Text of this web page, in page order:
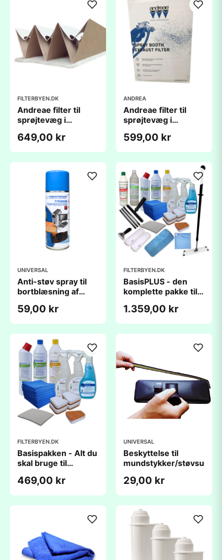
FILTERBYEN.DK
Andreae filter til
sprøjtevæg i
8 m) - med bagstop
649,00 kr
ANDREA
Andreae filter til
sprøjtevæg i
(1x10m) - Originalt
599,00 kr
UNIVERSAL
Anti-støv spray til
bortblæsning af
ventilationsventilerne
- 400ml trykluft på
dåse
59,00 kr
FILTERBYEN.DK
BasisPLUS - den
komplette pakke til
1.359,00 kr
FILTERBYEN.DK
Basispakken - Alt du
skal bruge til
469,00 kr
UNIVERSAL
Beskyttelse til
mundstykker/
29,00 kr